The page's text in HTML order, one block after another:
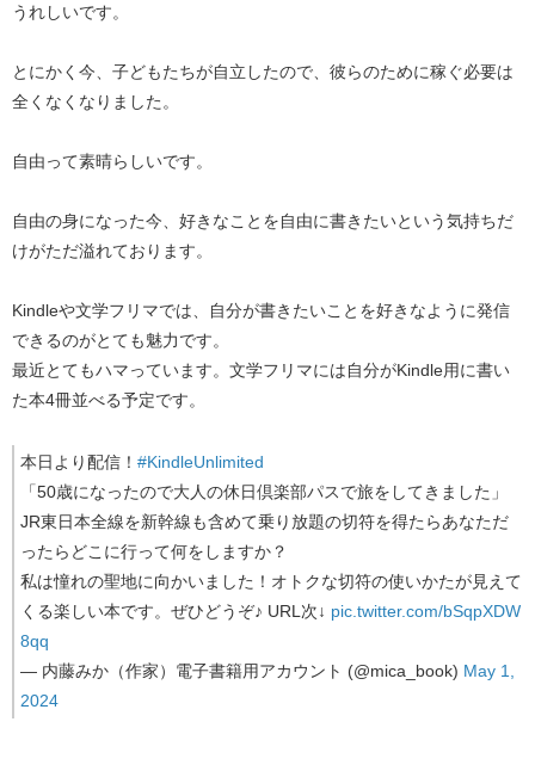
うれしいです。
とにかく今、子どもたちが自立したので、彼らのために稼ぐ必要は
全くなくなりました。
自由って素晴らしいです。
自由の身になった今、好きなことを自由に書きたいという気持ちだ
けがただ溢れております。
Kindleや文学フリマでは、自分が書きたいことを好きなように発信
できるのがとても魅力です。
最近とてもハマっています。文学フリマには自分がKindle用に書い
た本4冊並べる予定です。
本日より配信！ #KindleUnlimited
「50歳になったので大人の休日倶楽部パスで旅をしてきました」
JR東日本全線を新幹線も含めて乗り放題の切符を得たらあなただ
ったらどこに行って何をしますか？
私は憧れの聖地に向かいました！オトクな切符の使いかたが見えて
くる楽しい本です。ぜひどうぞ♪ URL次↓ pic.twitter.com/bSqpXDW
8qq
— 内藤みか（作家）電子書籍用アカウント (@mica_book) May 1,
2024